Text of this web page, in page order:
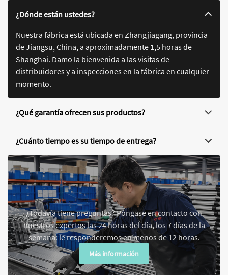
¿Todavía tiene preguntas? Póngase en contacto con
nuestros expertos las 24 horas del día, los 7 días de la
semana: le responderemos en menos de 12 horas.
Más información
¿Dónde están ustedes?
Nuestra fábrica está ubicada en Zhangjiagang, provincia
de Jiangsu, China, a aproximadamente 1,5 horas de
Shanghai. Damo la bienvenida a las visitas de
distribuidores y a inspecciones en la fábrica en cualquier
momento.
¿Qué garantía ofrecen sus productos?
¿Cuánto tiempo es su tiempo de entrega?